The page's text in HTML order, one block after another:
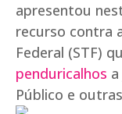
apresentou
recurso contra
Federal (STF)
penduricalhos
Público e